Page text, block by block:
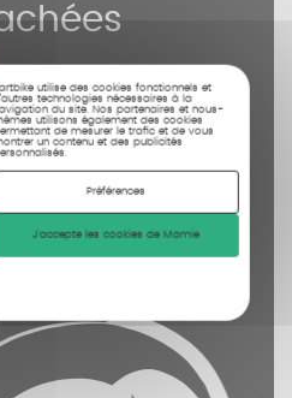
utilise des cookies fonctionnels et
technologies nécessaires à la
du site. Nos partenaires et nous-
utilisons également des cookies
de mesurer le trafic et de vous
un contenu et des publicités
Préférences
J'accepte les cookies de Mamie